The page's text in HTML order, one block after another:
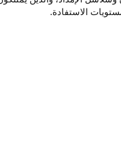
الاستفادة.